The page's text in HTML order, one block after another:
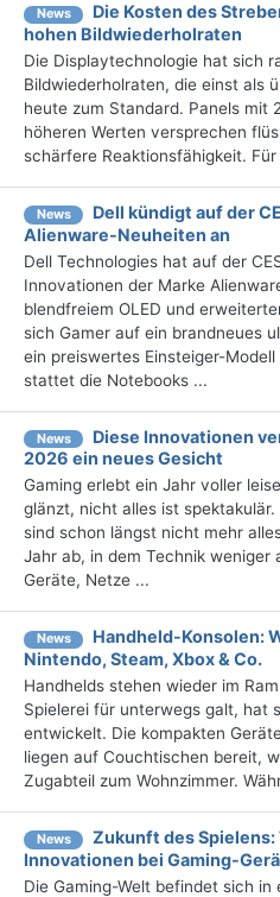
News
Die Kosten des
hohen Bildwiederholraten
Die Displaytechnologie hat sich
Bildwiederholraten, die einst als
heute zum Standard. Panels mit
höheren Werten versprechen
schärfere Reaktionsfähigkeit.
News
Dell kündigt auf der
Alienware-Neuheiten an
Dell Technologies hat auf der
Innovationen der Marke
blendfreiem OLED und
sich Gamer auf ein brandneues
ein preiswertes Einsteiger-
stattet die Notebooks ...
News
Diese Innovationen
2026 ein neues Gesicht
Gaming erlebt ein Jahr voller
glänzt, nicht alles ist
sind schon längst nicht mehr
Jahr ab, in dem Technik
Geräte, Netze ...
News
Handheld-Konsolen:
Nintendo, Steam, Xbox & Co.
Handhelds stehen wieder im
Spielerei für unterwegs galt, hat
entwickelt. Die kompakten
liegen auf Couchtischen bereit,
Zugabteil zum Wohnzimmer.
News
Zukunft des
Innovationen bei Gaming-
Die Gaming-Welt befindet sich